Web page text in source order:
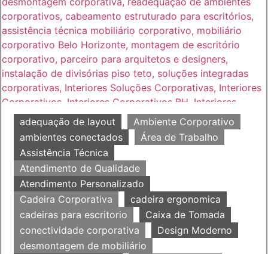
adequação de layout
Ambiente Corporativo
ambientes conectados
Área de Trabalho
Assistência Técnica
Atendimento de Qualidade
Atendimento Personalizado
Cadeira Corporativa
cadeira ergonomica
cadeiras para escritorio
Caixa de Tomada
conectividade corporativa
Design Moderno
desmontagem de mobiliário